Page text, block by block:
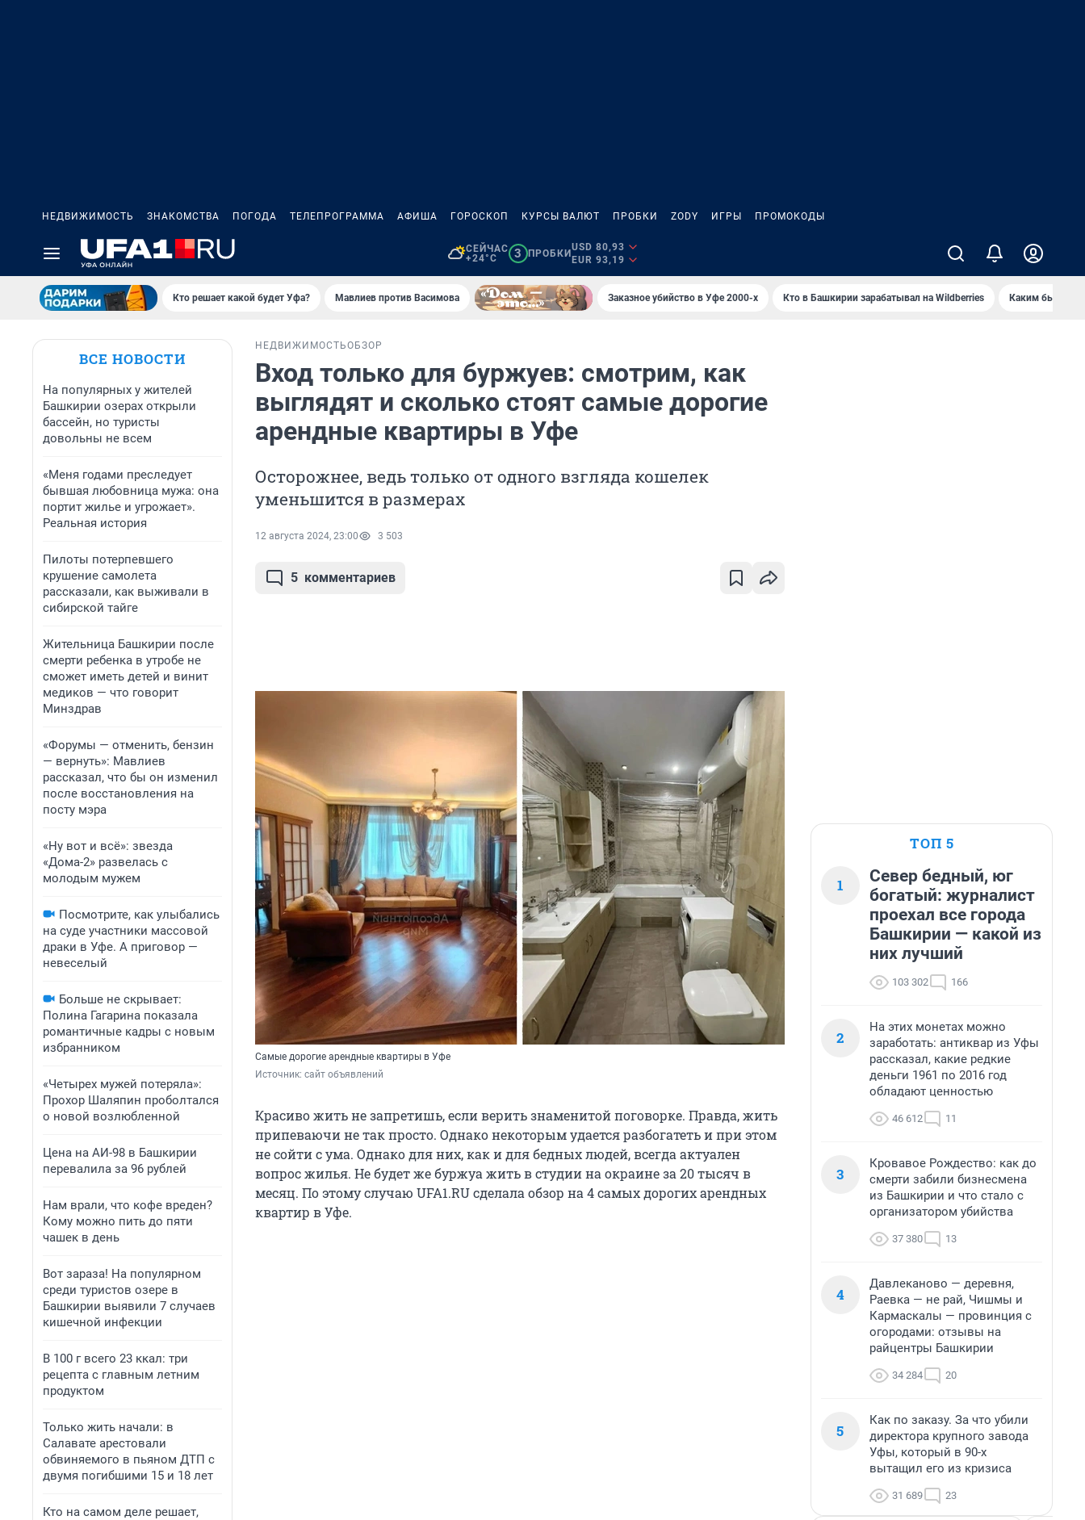
НЕДВИЖИМОСТЬ ЗНАКОМСТВА ПОГОДА ТЕЛЕПРОГРАММА АФИША ГОРОСКОП КУРСЫ ВАЛЮТ ПРОБКИ ZODY ИГРЫ ПРОМОКОДЫ
СЕЙЧАС
+24°C
3 ПРОБКИ
USD 80,93
EUR 93,19
Кто решает какой будет Уфа? Мавлиев против Васимова Заказное убийство в Уфе 2000-х Кто в Башкирии зарабатывал на Wildberries Каким было
ВСЕ НОВОСТИ
На популярных у жителей
Башкирии озерах открыли
бассейн, но туристы
довольны не всем
«Меня годами преследует
бывшая любовница мужа: она
портит жилье и угрожает».
Реальная история
Пилоты потерпевшего
крушение самолета
рассказали, как выживали в
сибирской тайге
Жительница Башкирии после
смерти ребенка в утробе не
сможет иметь детей и винит
медиков — что говорит
Минздрав
«Форумы — отменить, бензин
— вернуть»: Мавлиев
рассказал, что бы он изменил
после восстановления на
посту мэра
«Ну вот и всё»: звезда
«Дома-2» развелась с
молодым мужем
Посмотрите, как улыбались
на суде участники массовой
драки в Уфе. А приговор —
невеселый
Больше не скрывает:
Полина Гагарина показала
романтичные кадры с новым
избранником
«Четырех мужей потеряла»:
Прохор Шаляпин проболтался
о новой возлюбленной
Цена на АИ-98 в Башкирии
перевалила за 96 рублей
Нам врали, что кофе вреден?
Кому можно пить до пяти
чашек в день
Вот зараза! На популярном
среди туристов озере в
Башкирии выявили 7 случаев
кишечной инфекции
В 100 г всего 23 ккал: три
рецепта с главным летним
продуктом
Только жить начали: в
Салавате арестовали
обвиняемого в пьяном ДТП с
двумя погибшими 15 и 18 лет
Кто на самом деле решает,
НЕДВИЖИМОСТЬОБЗОР
Вход только для буржуев: смотрим, как
выглядят и сколько стоят самые дорогие
арендные квартиры в Уфе
Осторожнее, ведь только от одного взгляда кошелек
уменьшится в размерах
12 августа 2024, 23:00 3 503
5 комментариев
Самые дорогие арендные квартиры в Уфе
Источник: сайт объявлений
Красиво жить не запретишь, если верить знаменитой поговорке. Правда, жить
припеваючи не так просто. Однако некоторым удается разбогатеть и при этом
не сойти с ума. Однако для них, как и для бедных людей, всегда актуален
вопрос жилья. Не будет же буржуа жить в студии на окраине за 20 тысяч в
месяц. По этому случаю UFA1.RU сделала обзор на 4 самых дорогих арендных
квартир в Уфе.
ТОП 5
1
Север бедный, юг
богатый: журналист
проехал все города
Башкирии — какой из
них лучший
103 302 166
2
На этих монетах можно
заработать: антиквар из Уфы
рассказал, какие редкие
деньги 1961 по 2016 год
обладают ценностью
46 612 11
3
Кровавое Рождество: как до
смерти забили бизнесмена
из Башкирии и что стало с
организатором убийства
37 380 13
4
Давлеканово — деревня,
Раевка — не рай, Чишмы и
Кармаскалы — провинция с
огородами: отзывы на
райцентры Башкирии
34 284 20
5
Как по заказу. За что убили
директора крупного завода
Уфы, который в 90-х
вытащил его из кризиса
31 689 23